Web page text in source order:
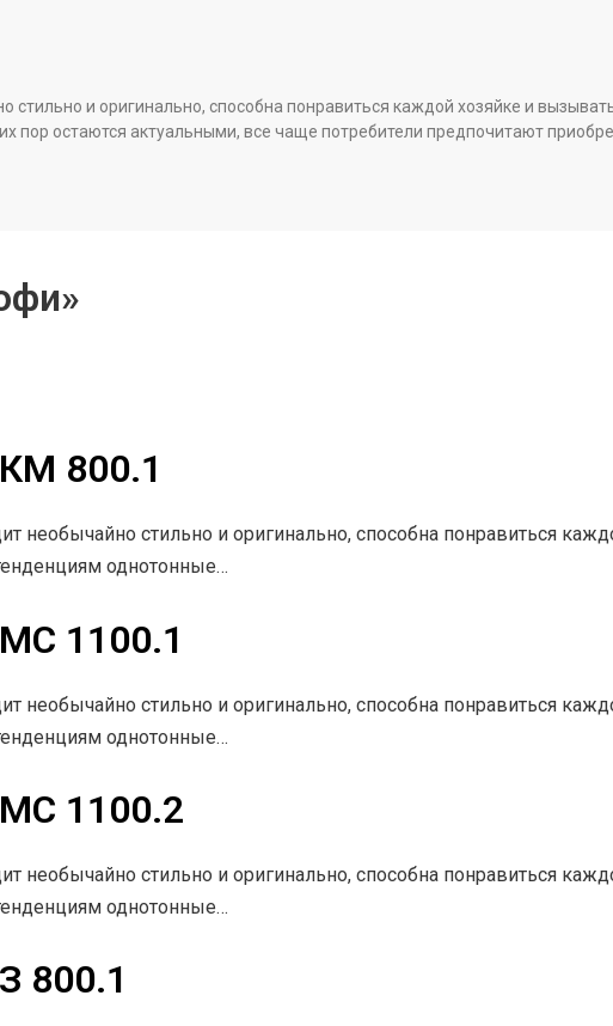
стильно и оригинально, способна понравиться каждой хозяйке и
пор остаются актуальными, все чаще потребители предпочитают
800.1
необычайно стильно и оригинально, способна понравиться
однотонные…
1100.1
необычайно стильно и оригинально, способна понравиться
однотонные…
1100.2
необычайно стильно и оригинально, способна понравиться
однотонные…
800.1